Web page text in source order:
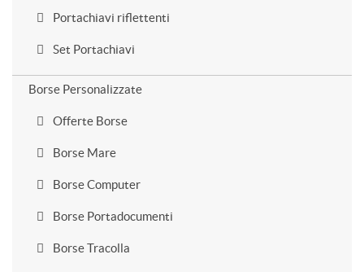
Portachiavi riflettenti
Set Portachiavi
Borse Personalizzate
Offerte Borse
Borse Mare
Borse Computer
Borse Portadocumenti
Borse Tracolla